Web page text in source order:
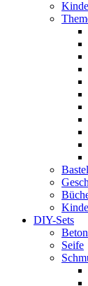
DIY-Sets
Beton
Seife